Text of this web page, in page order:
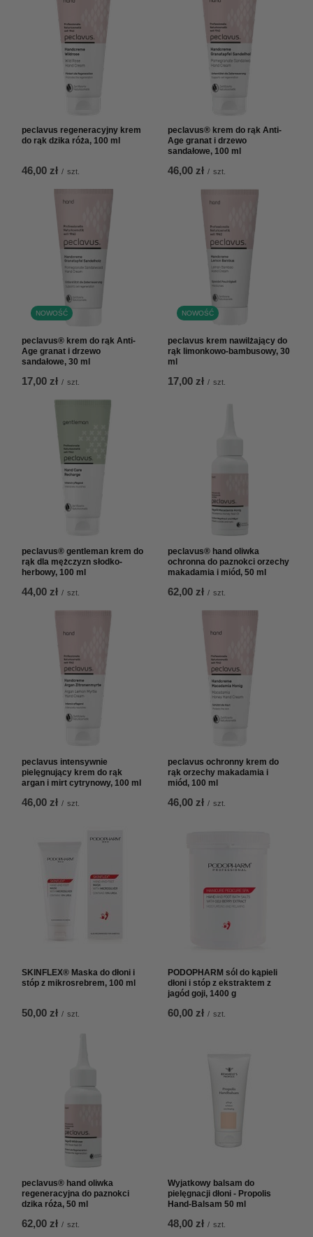
peclavus regeneracyjny krem
do rąk dzika róża, 100 ml
46,00 zł / szt.
peclavus® krem do rąk Anti-
Age granat i drzewo
sandałowe, 100 ml
46,00 zł / szt.
NOWOŚĆ
peclavus® krem do rąk Anti-
Age granat i drzewo
sandałowe, 30 ml
17,00 zł / szt.
NOWOŚĆ
peclavus krem nawilżający do
rąk limonkowo-bambusowy, 30
ml
17,00 zł / szt.
peclavus® gentleman krem do
rąk dla mężczyzn słodko-
herbowy, 100 ml
44,00 zł / szt.
peclavus® hand oliwka
ochronna do paznokci orzechy
makadamia i miód, 50 ml
62,00 zł / szt.
peclavus intensywnie
pielęgnujący krem do rąk
argan i mirt cytrynowy, 100 ml
46,00 zł / szt.
peclavus ochronny krem do
rąk orzechy makadamia i
miód, 100 ml
46,00 zł / szt.
SKINFLEX® Maska do dłoni i
stóp z mikrosrebrem, 100 ml
50,00 zł / szt.
PODOPHARM sól do kąpieli
dłoni i stóp z ekstraktem z
jagód goji, 1400 g
60,00 zł / szt.
peclavus® hand oliwka
regeneracyjna do paznokci
dzika róża, 50 ml
62,00 zł / szt.
Wyjatkowy balsam do
pielęgnacji dłoni - Propolis
Hand-Balsam 50 ml
48,00 zł / szt.